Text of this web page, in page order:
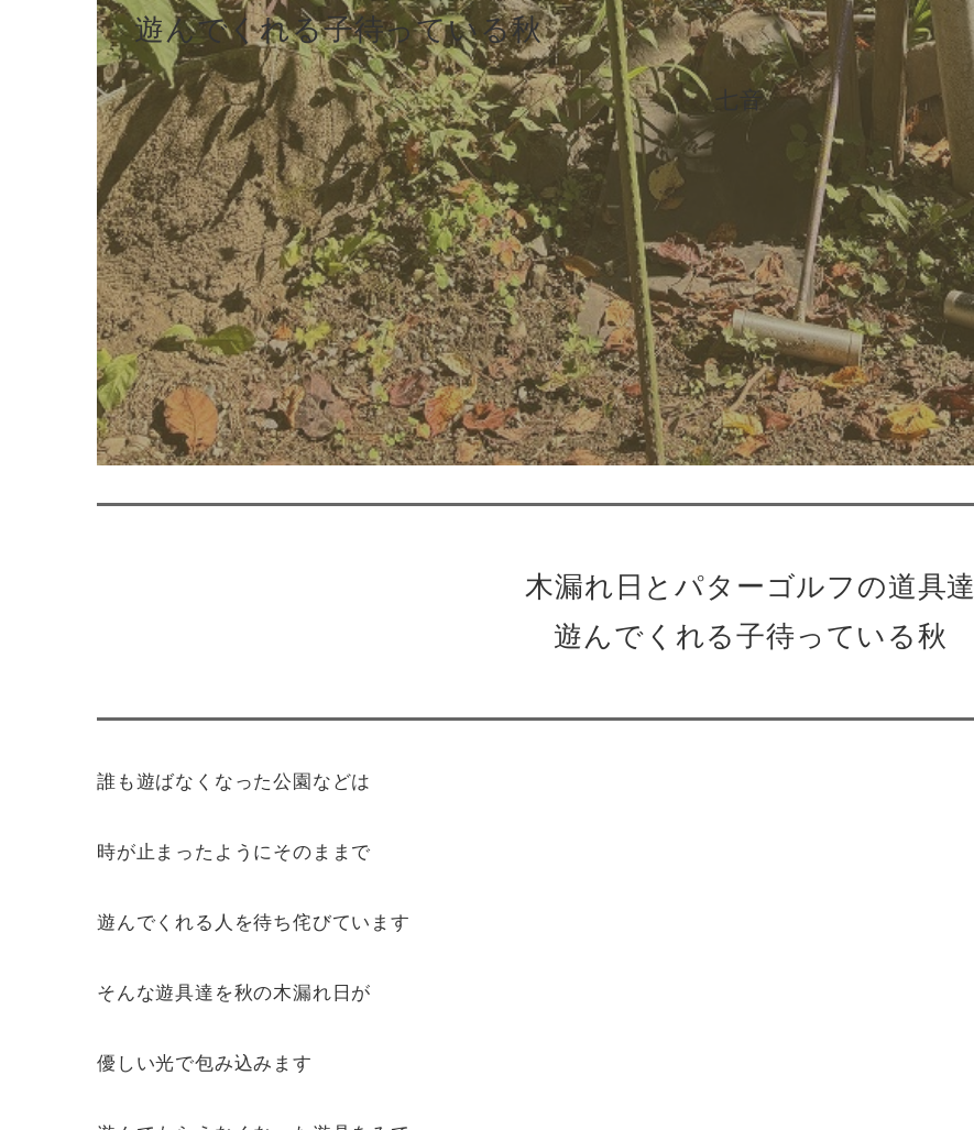
遊んでくれる子待っている秋
七音
木漏れ日とパターゴルフの道具達
遊んでくれる子待っている秋
誰も遊ばなくなった公園などは
時が止まったようにそのままで
遊んでくれる人を待ち侘びています
そんな遊具達を秋の木漏れ日が
優しい光で包み込みます